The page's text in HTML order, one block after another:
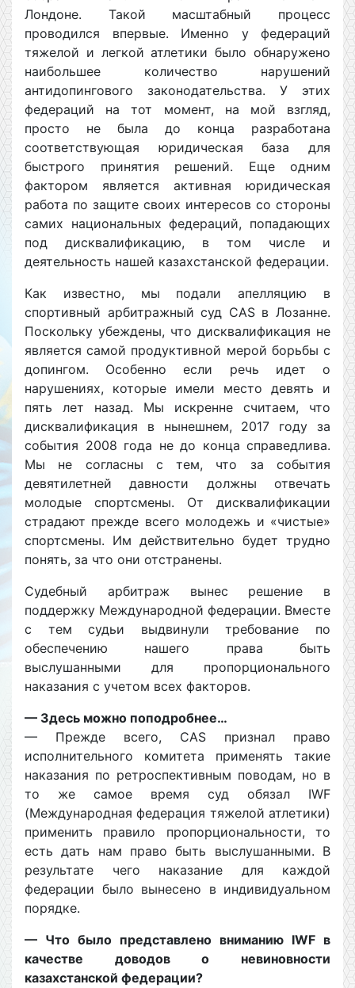
Лондоне. Такой масштабный процесс
проводился впервые. Именно у федераций
тяжелой и легкой атлетики было обнаружено
наибольшее количество нарушений
антидопингового законодательства. У этих
федераций на тот момент, на мой взгляд,
просто не была до конца разработана
соответствующая юридическая база для
быстрого принятия решений. Еще одним
фактором является активная юридическая
работа по защите своих интересов со стороны
самих национальных федераций, попадающих
под дисквалификацию, в том числе и
деятельность нашей казахстанской федерации.
Как известно, мы подали апелляцию в
спортивный арбитражный суд CAS в Лозанне.
Поскольку убеждены, что дисквалификация не
является самой продуктивной мерой борьбы с
допингом. Особенно если речь идет о
нарушениях, которые имели место девять и
пять лет назад. Мы искренне считаем, что
дисквалификация в нынешнем, 2017 году за
события 2008 года не до конца справедлива.
Мы не согласны с тем, что за события
девятилетней давности должны отвечать
молодые спортсмены. От дисквалификации
страдают прежде всего молодежь и «чистые»
спортсмены. Им действительно будет трудно
понять, за что они отстранены.
Судебный арбитраж вынес решение в
поддержку Международной федерации. Вместе
с тем судьи выдвинули требование по
обеспечению нашего права быть
выслушанными для пропорционального
наказания с учетом всех факторов.
— Здесь можно поподробнее…
— Прежде всего, CAS признал право
исполнительного комитета применять такие
наказания по ретроспективным поводам, но в
то же самое время суд обязал IWF
(Международная федерация тяжелой атлетики)
применить правило пропорциональности, то
есть дать нам право быть выслушанными. В
результате чего наказание для каждой
федерации было вынесено в индивидуальном
порядке.
— Что было представлено вниманию IWF в
качестве доводов о невиновности
казахстанской федерации?